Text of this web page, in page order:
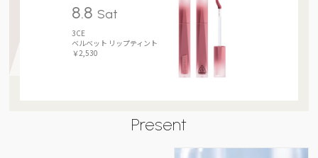
8.8 Sat
3CE
ベルベット リップティント
￥2,530
Present